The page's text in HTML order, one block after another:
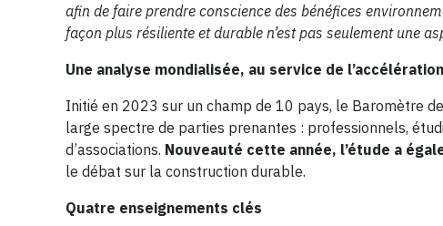
afin de faire prendre conscience des bénéfices
façon plus résiliente et durable n’est pas seulement une
Une analyse mondialisée, au service de
Initié en 2023 sur un champ de 10 pays, le Baromètre
large spectre de parties prenantes : professionnels,
d’associations. Nouveauté cette année, l’étude a
le débat sur la construction durable.
Quatre enseignements clés